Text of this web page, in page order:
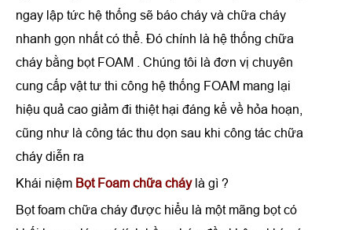
ngay lập tức hệ thống sẽ báo cháy và chữa cháy
nhanh gọn nhất có thể. Đó chính là hệ thống chữa
cháy bằng bọt FOAM . Chúng tôi là đơn vị chuyên
cung cấp vật tư thi công hệ thống FOAM mang lại
hiệu quả cao giảm đi thiệt hại đáng kể về hỏa hoạn,
cũng như là công tác thu dọn sau khi công tác chữa
cháy diễn ra
Khái niệm Bọt Foam chữa cháy là gì ?
Bọt foam chữa cháy được hiểu là một mãng bọt có